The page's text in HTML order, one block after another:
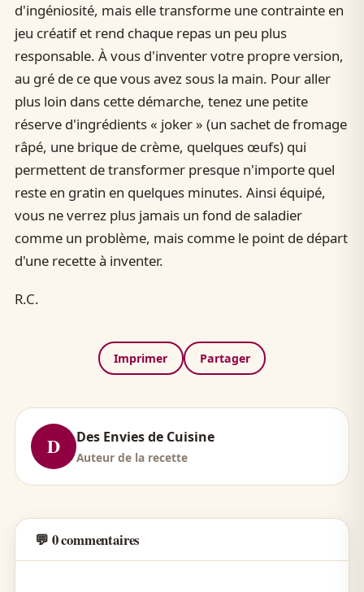
d'ingéniosité, mais elle transforme une contrainte en
jeu créatif et rend chaque repas un peu plus
responsable. À vous d'inventer votre propre version,
au gré de ce que vous avez sous la main. Pour aller
plus loin dans cette démarche, tenez une petite
réserve d'ingrédients « joker » (un sachet de fromage
râpé, une brique de crème, quelques œufs) qui
permettent de transformer presque n'importe quel
reste en gratin en quelques minutes. Ainsi équipé,
vous ne verrez plus jamais un fond de saladier
comme un problème, mais comme le point de départ
d'une recette à inventer.
R.C.
Imprimer Partager
D Des Envies de Cuisine
Auteur de la recette
💬 0 commentaires